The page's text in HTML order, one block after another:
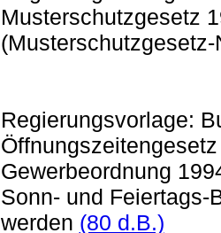
Musterschutzgesetz
Regierungsvorlage:
Gewerbeordnung
Sonn- und Feiertags-
werden (80 d.B.)